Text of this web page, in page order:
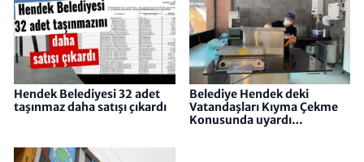
Hendek Belediyesi 32 adet
taşınmaz daha satışı çıkardı
Belediye Hendek deki
Vatandaşları Kıyma Çekme
Konusunda uyardı…